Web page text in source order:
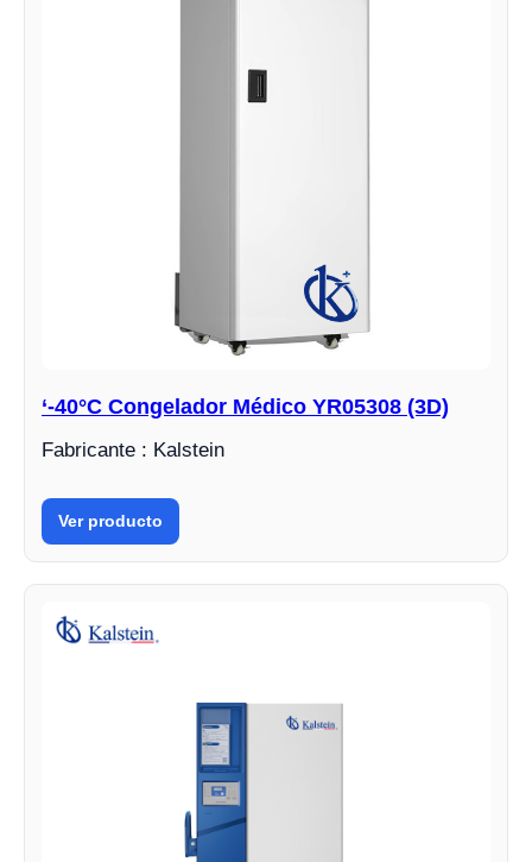
‘-40°C Congelador Médico YR05308 (3D)
Fabricante : Kalstein
Ver producto